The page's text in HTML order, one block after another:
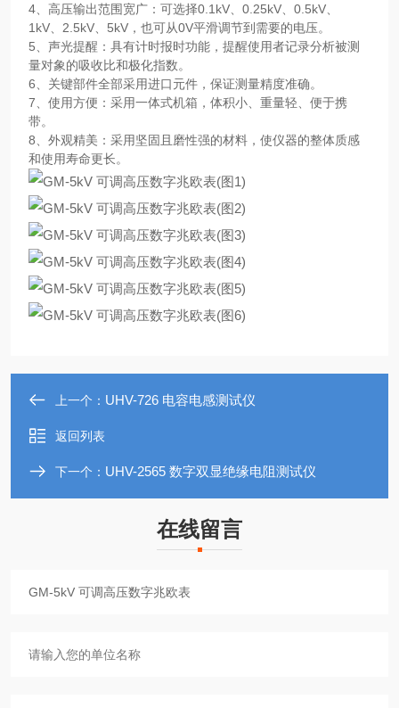
4、高压输出范围宽广：可选择0.1kV、0.25kV、0.5kV、
1kV、2.5kV、5kV，也可从0V平滑调节到需要的电压。
5、声光提醒：具有计时报时功能，提醒使用者记录分析被测
量对象的吸收比和极化指数。
6、关键部件全部采用进口元件，保证测量精度准确。
7、使用方便：采用一体式机箱，体积小、重量轻、便于携
带。
8、外观精美：采用坚固且磨性强的材料，使仪器的整体质感
和使用寿命更长。
上一个： UHV-726 电容电感测试仪
返回列表
下一个： UHV-2565 数字双显绝缘电阻测试仪
在线留言